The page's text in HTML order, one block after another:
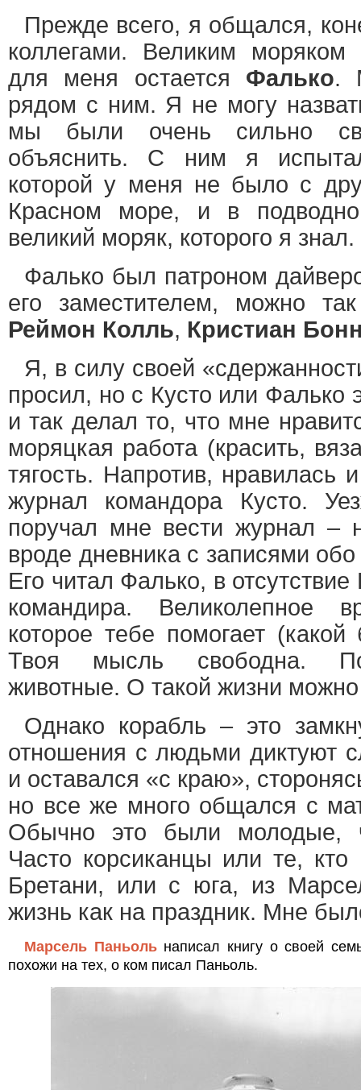
Прежде всего, я общался,
коллегами. Великим
для меня остается Фалько.
рядом с ним. Я не могу
мы были очень сильно
объяснить. С ним я
которой у меня не было с
Красном море, и в
великий моряк, которого я знал.
Фалько был патроном
его заместителем, можно
Реймон Колль, Кристиан
Я, в силу своей
просил, но с Кусто или Фалько
и так делал то, что мне
моряцкая работа (красить,
тягость. Напротив,
журнал командора Кусто.
поручал мне вести журнал –
вроде дневника с записями
Его читал Фалько, в
командира. Великолепное
которое тебе помогает
Твоя мысль свободна.
животные. О такой жизни можно
Однако корабль – это
отношения с людьми диктуют
и оставался «с краю»,
но все же много общался с
Обычно это были молодые,
Часто корсиканцы или те, кто
Бретани, или с юга, из
жизнь как на праздник. Мне
Марсель Паньольнаписал книгу о своей
похожи на тех, о ком писал Паньоль.